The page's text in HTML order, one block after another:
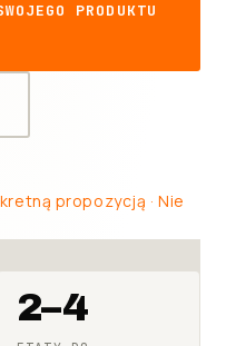
PRODUKTU
propozycją · Nie
2–4